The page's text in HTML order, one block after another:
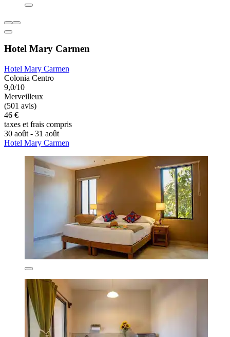
Hotel Mary Carmen
Hotel Mary Carmen
Colonia Centro
9,0/10
Merveilleux
(501 avis)
46 €
taxes et frais compris
30 août - 31 août
Hotel Mary Carmen